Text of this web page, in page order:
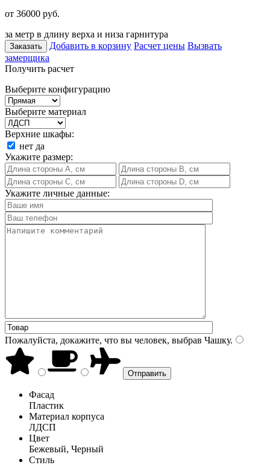
от 36000 руб.
за метр в длину верха и низа гарнитура
Заказать Добавить в корзину Расчет цены Вызвать
замерщика
Получить расчет
Выберите конфигурацию
Выберите материал
Верхние шкафы:
нет да
Укажите размер:
Укажите личные данные:
Пожалуйста, докажите, что вы человек, выбрав Чашку.
Фасад
Пластик
Материал корпуса
ЛДСП
Цвет
Бежевый, Черный
Стиль